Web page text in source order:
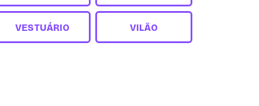
VESTUÁRIO VILÃO